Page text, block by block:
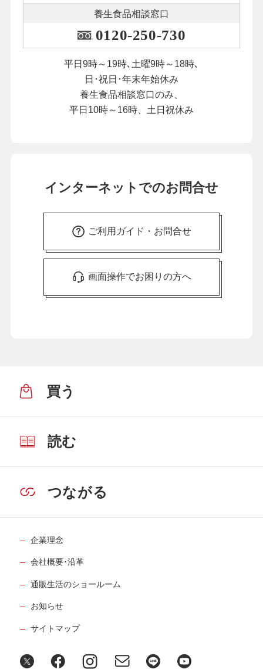
養生食品相談窓口
0120-250-730
平日9時～19時､土曜9時～18時､
日･祝日･年末年始休み
養生食品相談窓口のみ、
平日10時～16時、土日祝休み
インターネットでのお問合せ
ご利用ガイド・お問合せ
画面操作でお困りの方へ
買う
読む
つながる
企業理念
会社概要･沿革
通販生活のショールーム
お知らせ
サイトマップ